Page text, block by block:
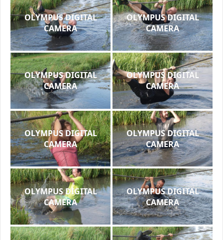
OLYMPUS DIGITAL
CAMERA
OLYMPUS DIGITAL
CAMERA
OLYMPUS DIGITAL
CAMERA
OLYMPUS DIGITAL
CAMERA
OLYMPUS DIGITAL
CAMERA
OLYMPUS DIGITAL
CAMERA
OLYMPUS DIGITAL
CAMERA
OLYMPUS DIGITAL
CAMERA